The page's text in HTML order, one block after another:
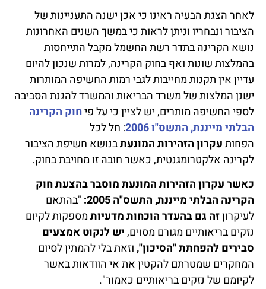
לאחר הצגת הבעיה ראינו כי אכן ישנה התעניינות של
הציבור ונבחריו וניתן לראות כי במשך השנים האחרונות
נושא הקרינה בתדר רשת החשמל מקבל התייחסות
בהמלצות שונות ואף בחוק הקרינה, למרות שנכון להיום
עדיין אין תקנות מחייבות לגבי רמות החשיפה המותרות
ישנן המלצות של משרד הבריאות והמשרד להגנת הסביבה
לספי החשיפה מותרים, יש לציין כי על פיחוק הקרינה
הבלתי מייננת, התשס"ו 2006
: חל לכל
הפחותעקרוןהזהירות המונעתבנושא חשיפת הציבור
לקרינה אלקטרומגנטית, כאשר חובה זו מחויבת בחוק.
כאשר עקרון הזהירות המונעת מוסבר בהצעת חוק
הקרינה הבלתי מייננת, התשס"ה 2005:
"בהתאם
לעיקרוןזה גם בהעדר הוכחות מדעיותמספקות לקיום
נזקים בריאותיים מגורם מסוים,יש לנקוט אמצעים
סבירים להפחתת "הסיכון",וזאת בלי להמתין לסיום
המחקרים שמטרתם להקטין את אי הוודאות באשר
לקיומם של נזקים בריאותיים כאמור".